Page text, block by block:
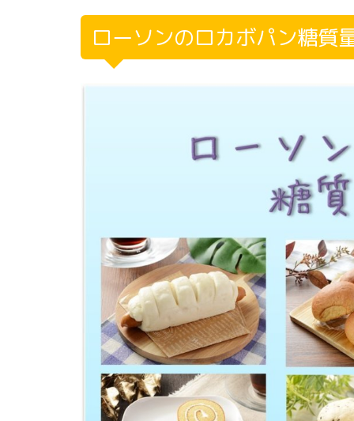
ローソンのロカボパン糖質